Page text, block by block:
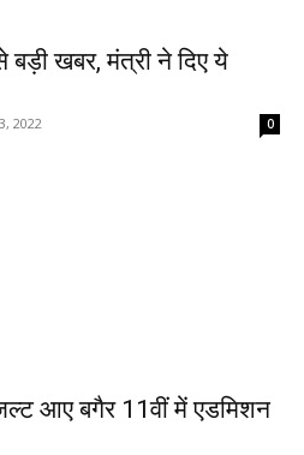
बड़ी खबर, मंत्री ने दिए ये
2022 0
आए बगैर 11वीं में एडमिशन